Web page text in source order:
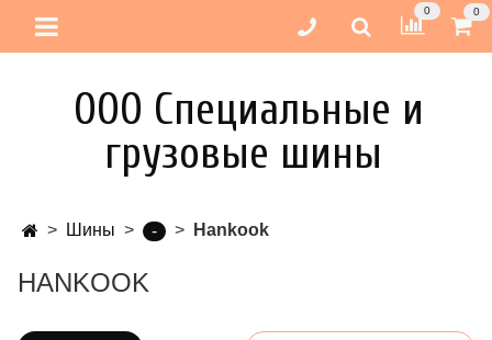
0 0
ООО Специальные и
грузовые шины
Шины - Hankook
HANKOOK